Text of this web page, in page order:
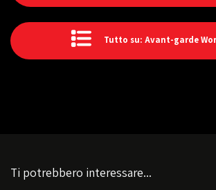
Tutto su: Avant-garde
Ti potrebbero interessare...